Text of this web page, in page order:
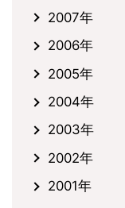
2007年
2006年
2005年
2004年
2003年
2002年
2001年